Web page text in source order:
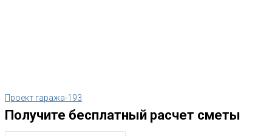
Проект гаража-193
Получите бесплатный расчет сметы